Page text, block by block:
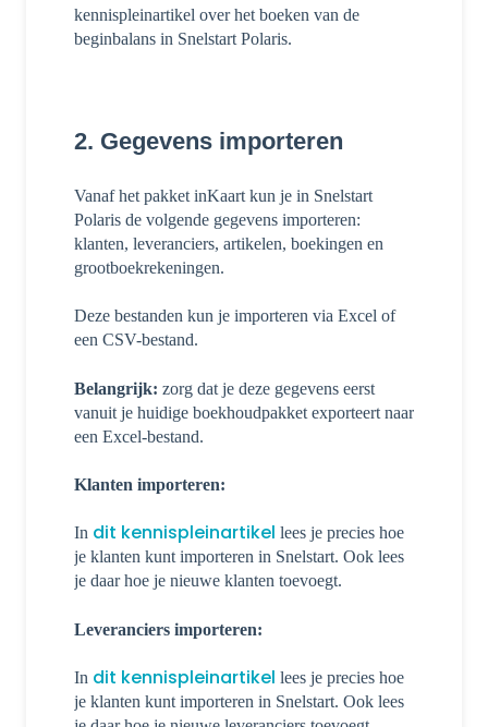
kennispleinartikel over het boeken van de
beginbalans in Snelstart Polaris.
2. Gegevens importeren
Vanaf het pakket inKaart kun je in Snelstart
Polaris de volgende gegevens importeren:
klanten, leveranciers, artikelen, boekingen en
grootboekrekeningen.
Deze bestanden kun je importeren via Excel of
een CSV-bestand.
Belangrijk: zorg dat je deze gegevens eerst
vanuit je huidige boekhoudpakket exporteert naar
een Excel-bestand.
Klanten importeren:
In dit kennispleinartikel lees je precies hoe
je klanten kunt importeren in Snelstart. Ook lees
je daar hoe je nieuwe klanten toevoegt.
Leveranciers importeren:
In dit kennispleinartikel lees je precies hoe
je klanten kunt importeren in Snelstart. Ook lees